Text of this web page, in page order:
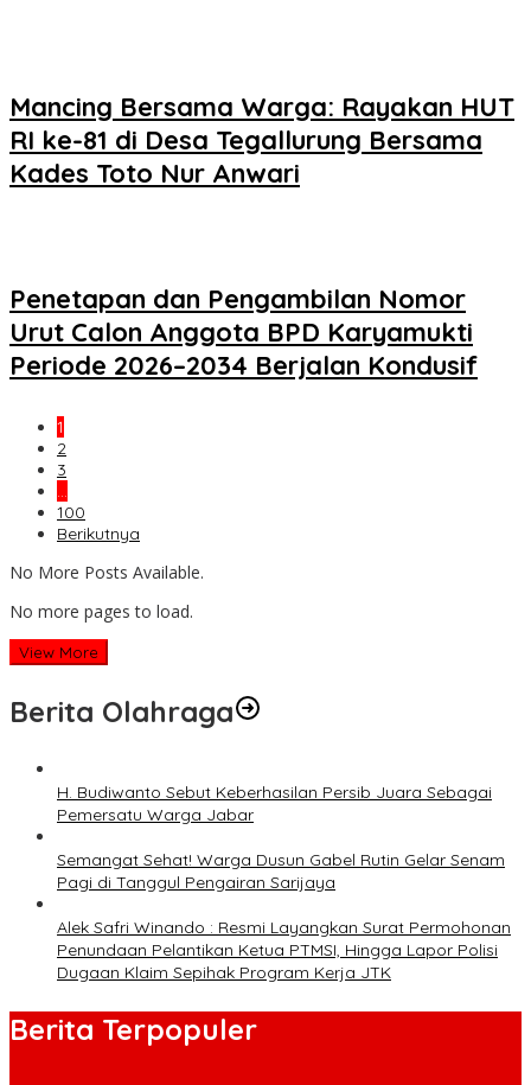
Mancing Bersama Warga: Rayakan HUT
RI ke-81 di Desa Tegallurung Bersama
Kades Toto Nur Anwari
Penetapan dan Pengambilan Nomor
Urut Calon Anggota BPD Karyamukti
Periode 2026–2034 Berjalan Kondusif
1
2
3
…
100
Berikutnya
No More Posts Available.
No more pages to load.
View More
Berita Olahraga
H. Budiwanto Sebut Keberhasilan Persib Juara Sebagai
Pemersatu Warga Jabar
Semangat Sehat! Warga Dusun Gabel Rutin Gelar Senam
Pagi di Tanggul Pengairan Sarijaya
Alek Safri Winando : Resmi Layangkan Surat Permohonan
Penundaan Pelantikan Ketua PTMSI, Hingga Lapor Polisi
Dugaan Klaim Sepihak Program Kerja JTK
Berita Terpopuler